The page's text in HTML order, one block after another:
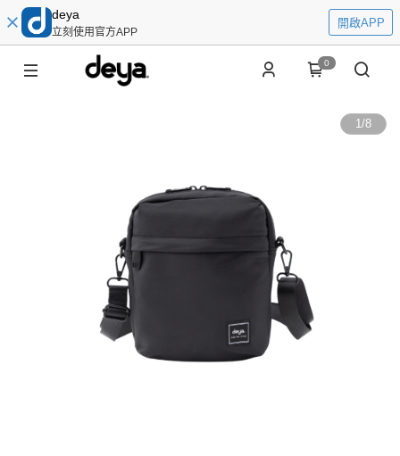
deya
立刻使用官方APP
開啟APP
0
1/8